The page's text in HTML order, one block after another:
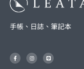
手帳、日誌、筆記本
F
a
c
I
n
s
L
i
n